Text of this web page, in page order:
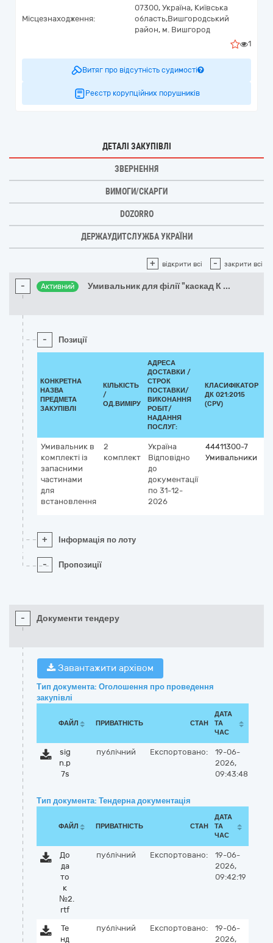
Місцезнаходження:
07300, Україна, Київська
область,Вишгородський
район, м. Вишгород
1
Витяг про відсутність судимості
Реєстр корупційних порушників
ДЕТАЛІ ЗАКУПІВЛІ
ЗВЕРНЕННЯ
ВИМОГИ/СКАРГИ
DOZORRO
ДЕРЖАУДИТСЛУЖБА УКРАЇНИ
+ відкрити всі - закрити всі
- Активний Умивальник для філії "каскад К ...
- Позиції
КОНКРЕТНА
НАЗВА
ПРЕДМЕТА
ЗАКУПІВЛІ
КІЛЬКІСТЬ
/
ОД.ВИМІРУ
АДРЕСА
ДОСТАВКИ /
СТРОК
ПОСТАВКИ/
ВИКОНАННЯ
РОБІТ/
НАДАННЯ
ПОСЛУГ:
КЛАСИФІКАТОР
ДК 021:2015
(CPV)
Умивальник в
комплекті із
запасними
частинами
для
встановлення
2
комплект
Україна
Відповідно
до
документації
по 31-12-
2026
44411300-7
Умивальники
+ Інформація по лоту
- Пропозиції
- Документи тендеру
Завантажити архівом
Тип документа: Оголошення про проведення
закупівлі
ФАЙЛ ПРИВАТНІСТЬ СТАН
ДАТА
ТА
ЧАС
sig
n.p
7s
публічний Експортовано:
19-06-
2026,
09:43:48
Тип документа: Тендерна документація
ФАЙЛ ПРИВАТНІСТЬ СТАН
ДАТА
ТА
ЧАС
До
да
то
к
№2.
rtf
публічний Експортовано:
19-06-
2026,
09:42:19
Те
нд
публічний Експортовано:
19-06-
2026,